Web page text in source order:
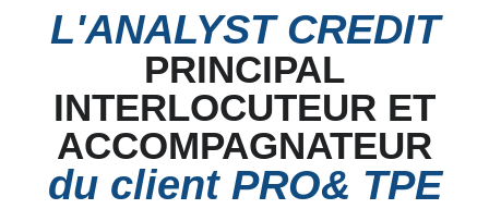
L'ANALYST CREDIT
PRINCIPAL
INTERLOCUTEUR ET
ACCOMPAGNATEUR
du client PRO& TPE